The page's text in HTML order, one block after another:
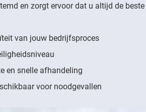
en zorgt ervoor dat u altijd de
van jouw bedrijfsproces
en snelle afhandeling
voor noodgevallen